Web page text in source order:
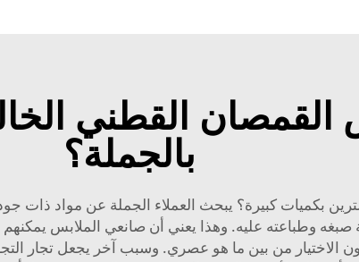
القطني
بالجملة؟
بكميات كبيرة؟ يبحث العملاء الجملة عن مواد ذات
وطباعته عليه. وهذا يعني أن صانعي الملابس
الاختيار من بين ما هو عصري. وسبب آخر يجعل تجار